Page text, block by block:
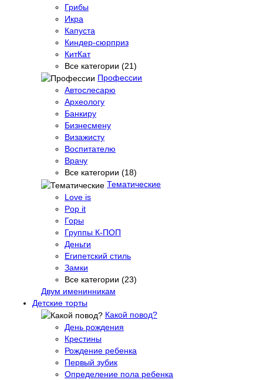
Грибы
Икра
Капуста
Киндер-сюрприз
КитКат
Все категории (21)
Профессии
Автослесарю
Археологу
Банкиру
Бизнесмену
Визажисту
Воспитателю
Врачу
Все категории (18)
Тематические
Love is
Pop it
Горы
Группы К-ПОП
Деньги
Египетский стиль
Замки
Все категории (23)
Двум именинникам
Детские торты
Какой повод?
День рождения
Крестины
Рождение ребенка
Первый зубик
Определение пола ребенка